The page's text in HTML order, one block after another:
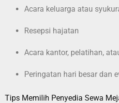
Acara keluarga atau
Resepsi hajatan
Acara kantor, pelatihan,
Peringatan hari besar dan
Tips Memilih Penyedia Sewa